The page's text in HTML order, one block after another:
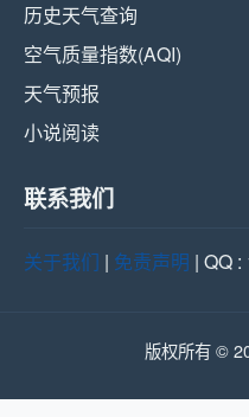
历史天气查询
空气质量指数(AQI)
天气预报
小说阅读
联系我们
关于我们 | 免责声明 | QQ
版权所有 ©